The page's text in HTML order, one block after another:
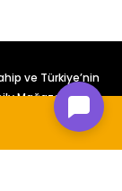
ve Türkiye’nin
Mağazacılık